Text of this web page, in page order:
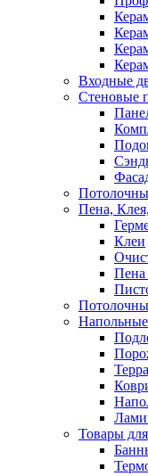
Входные
Стеновые
Пена,
Клеи
Пена
Товары